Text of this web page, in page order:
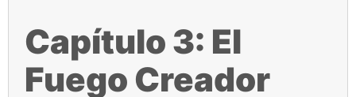
Capítulo 3: El
Fuego Creador